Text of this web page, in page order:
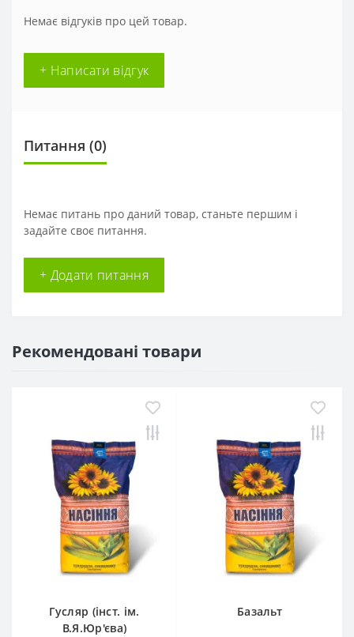
Немає відгуків про цей товар.
+ Написати відгук
Питання (0)
Немає питань про даний товар, станьте першим і
задайте своє питання.
+ Додати питання
Рекомендовані товари
Гусляр (інст. ім.
В.Я.Юр'єва)
Базальт